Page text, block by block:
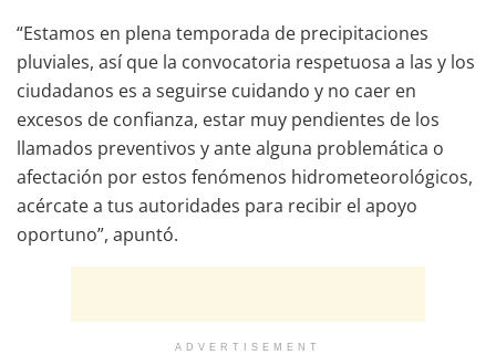
“Estamos en plena temporada de precipitaciones
pluviales, así que la convocatoria respetuosa a las y los
ciudadanos es a seguirse cuidando y no caer en
excesos de confianza, estar muy pendientes de los
llamados preventivos y ante alguna problemática o
afectación por estos fenómenos hidrometeorológicos,
acércate a tus autoridades para recibir el apoyo
oportuno”, apuntó.
ADVERTISEMENT